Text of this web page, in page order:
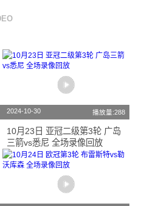
2024-10-30 播放量:288
10月23日 亚冠二级第3轮 广岛
三箭vs悉尼 全场录像回放